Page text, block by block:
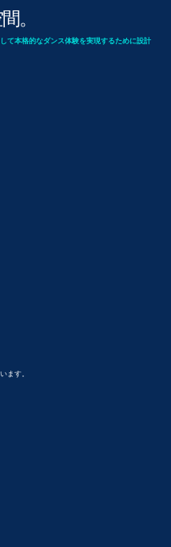
。
て本格的なダンス体験を実現するために設計
ます。